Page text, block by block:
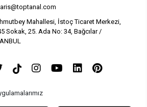
Mahallesi, İstoç Ticaret Merkezi,
Sokak, 25. Ada No: 34, Bağcılar /